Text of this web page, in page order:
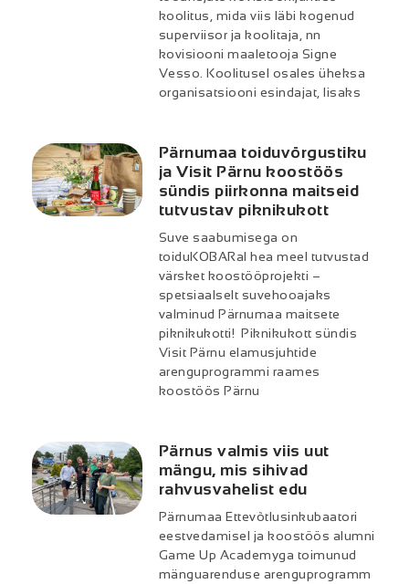
koolitus, mida viis läbi kogenud
superviisor ja koolitaja, nn
kovisiooni maaletooja Signe
Vesso. Koolitusel osales üheksa
organisatsiooni esindajat, lisaks
Pärnumaa toiduvõrgustiku
ja Visit Pärnu koostöös
sündis piirkonna maitseid
tutvustav piknikukott
Suve saabumisega on
toiduKOBARal hea meel tutvustad
värsket koostööprojekti –
spetsiaalselt suvehooajaks
valminud Pärnumaa maitsete
piknikukotti! Piknikukott sündis
Visit Pärnu elamusjuhtide
arenguprogrammi raames
koostöös Pärnu
Pärnus valmis viis uut
mängu, mis sihivad
rahvusvahelist edu
Pärnumaa Ettevõtlusinkubaatori
eestvedamisel ja koostöös alumni
Game Up Academyga toimunud
mänguarenduse arenguprogramm